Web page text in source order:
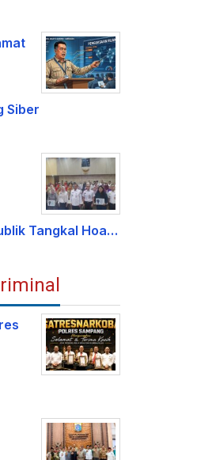
Siber
Tangkal Hoa…